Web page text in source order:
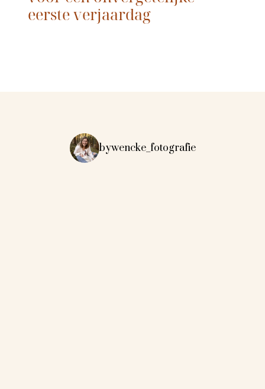
eerste verjaardag
bywencke_fotografie